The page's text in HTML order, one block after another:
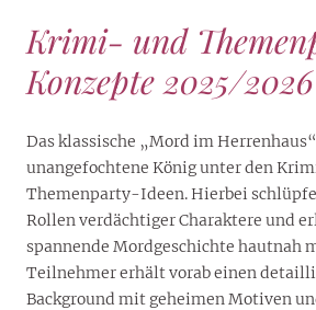
Krimi- und
Konzepte 2025/2026
Das klassische „Mord im
unangefochtene König unter den
Themenparty-Ideen. Hierbei
Rollen verdächtiger Charaktere und
spannende Mordgeschichte hautnah
Teilnehmer erhält vorab einen
Background mit geheimen Motiven